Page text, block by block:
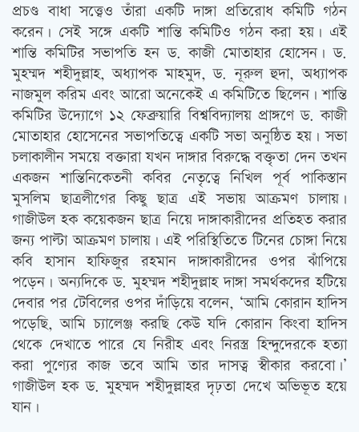
প্রচণ্ড বাধা সত্ত্বেও তাঁরা একটি দাঙ্গা প্রতিরোধ কমিটি গঠন
করেন। সেই সঙ্গে একটি শান্তি কমিটিও গঠন করা হয়। এই
শান্তি কমিটির সভাপতি হন ড. কাজী মোতাহার হোসেন। ড.
মুহম্মদ শহীদুল্লাহ, অধ্যাপক মাহমুদ, ড. নূরুল হুদা, অধ্যাপক
নাজমুল করিম এবং আরো অনেকেই এ কমিটিতে ছিলেন। শান্তি
কমিটির উদ্যোগে ১২ ফেব্রুয়ারি বিশ্ববিদ্যালয় প্রাঙ্গণে ড. কাজী
মোতাহার হোসেনের সভাপতিত্বে একটি সভা অনুষ্ঠিত হয়। সভা
চলাকালীন সময়ে বক্তারা যখন দাঙ্গার বিরুদ্ধে বক্তৃতা দেন তখন
একজন শান্তিনিকেতনী কবির নেতৃত্বে নিখিল পূর্ব পাকিস্তান
মুসলিম ছাত্রলীগের কিছু ছাত্র এই সভায় আক্রমণ চালায়।
গাজীউল হক কয়েকজন ছাত্র নিয়ে দাঙ্গাকারীদের প্রতিহত করার
জন্য পাল্টা আক্রমণ চালায়। এই পরিস্থিতিতে টিনের চোঙ্গা নিয়ে
কবি হাসান হাফিজুর রহমান দাঙ্গাকারীদের ওপর ঝাঁপিয়ে
পড়েন। অন্যদিকে ড. মুহম্মদ শহীদুল্লাহ দাঙ্গা সমর্থকদের হটিয়ে
দেবার পর টেবিলের ওপর দাঁড়িয়ে বলেন, ‘আমি কোরান হাদিস
পড়েছি, আমি চ্যালেঞ্জ করছি কেউ যদি কোরান কিংবা হাদিস
থেকে দেখাতে পারে যে নিরীহ এবং নিরস্ত্র হিন্দুদেরকে হত্যা
করা পুণ্যের কাজ তবে আমি তার দাসত্ব স্বীকার করবো।’
গাজীউল হক ড. মুহম্মদ শহীদুল্লাহর দৃঢ়তা দেখে অভিভূত হয়ে
যান।